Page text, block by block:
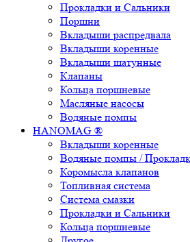
Прокладки и Сальники
Поршни
Вкладыши распредвала
Вкладыши коренные
Вкладыши шатунные
Клапаны
Кольца поршневые
Масляные насосы
Водяные помпы
HANOMAG ®
Вкладыши коренные
Водяные помпы /
Коромысла клапанов
Топливная система
Система смазки
Прокладки и Сальники
Кольца поршневые